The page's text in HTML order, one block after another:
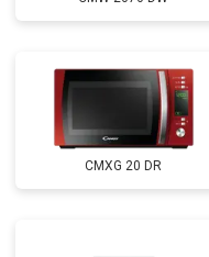
CMXG 20 DR